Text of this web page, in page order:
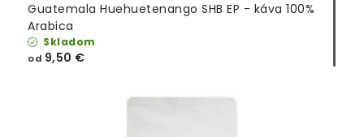
Guatemala Huehuetenango SHB EP - káva 100%
Arabica
Skladom
od 9,50 €